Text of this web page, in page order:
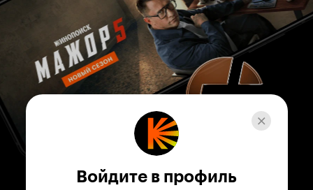
Войдите в профиль